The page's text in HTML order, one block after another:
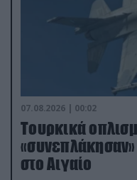
07.08.2026 | 00:02
Τουρκικά
στο Αιγαίο